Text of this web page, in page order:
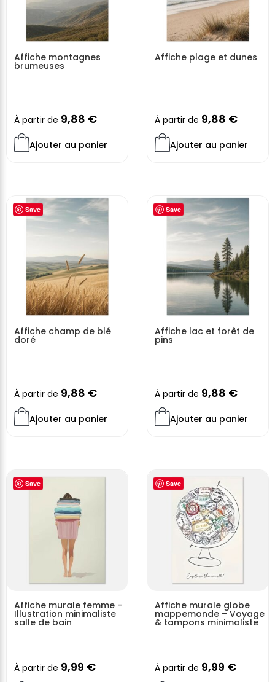
Affiche montagnes
brumeuses
À partir de 9,88 €
Ajouter au panier
Affiche plage et dunes
À partir de 9,88 €
Ajouter au panier
Save
Affiche champ de blé
doré
À partir de 9,88 €
Ajouter au panier
Save
Affiche lac et forêt de
pins
À partir de 9,88 €
Ajouter au panier
Save
Affiche murale femme –
Illustration minimaliste
salle de bain
À partir de 9,99 €
Save
Affiche murale globe
mappemonde – Voyage
& tampons minimaliste
À partir de 9,99 €